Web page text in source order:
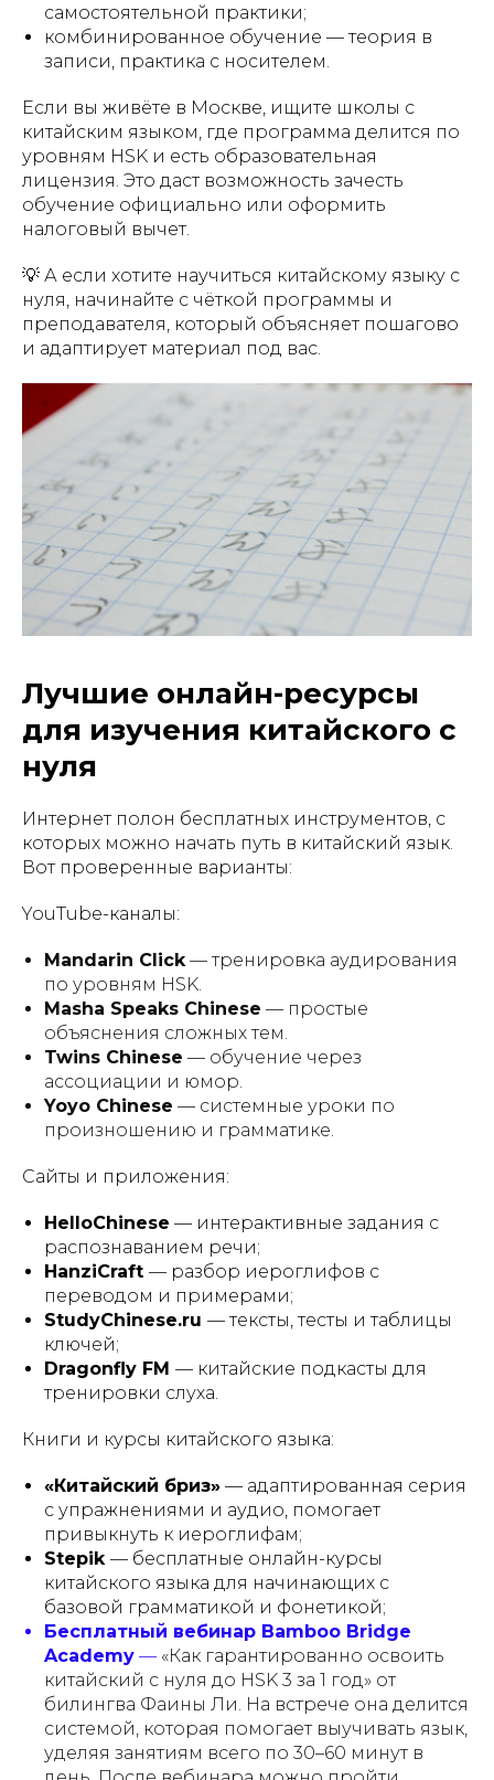
самостоятельной практики;
комбинированное обучение — теория в
записи, практика с носителем.
Если вы живёте в Москве, ищите школы с
китайским языком, где программа делится по
уровням HSK и есть образовательная
лицензия. Это даст возможность зачесть
обучение официально или оформить
налоговый вычет.
💡 А если хотите научиться китайскому языку с
нуля, начинайте с чёткой программы и
преподавателя, который объясняет пошагово
и адаптирует материал под вас.
Лучшие онлайн-ресурсы
для изучения китайского с
нуля
Интернет полон бесплатных инструментов, с
которых можно начать путь в китайский язык.
Вот проверенные варианты:
YouTube-каналы:
Mandarin Click— тренировка аудирования
по уровням HSK.
Masha Speaks Chinese — простые
объяснения сложных тем.
Twins Chinese — обучение через
ассоциации и юмор.
Yoyo Chinese — системные уроки по
произношению и грамматике.
Сайты и приложения:
HelloChinese — интерактивные задания с
распознаванием речи;
HanziCraft — разбор иероглифов с
переводом и примерами;
StudyChinese.ru — тексты, тесты и таблицы
ключей;
Dragonfly FM — китайские подкасты для
тренировки слуха.
Книги и курсы китайского языка:
«Китайский бриз» — адаптированная серия
с упражнениями и аудио, помогает
привыкнуть к иероглифам;
Stepik — бесплатные онлайн-курсы
китайского языка для начинающих с
базовой грамматикой и фонетикой;
Бесплатный вебинар Bamboo Bridge
Academy — «Как гарантированно освоить
китайский с нуля до HSK 3 за 1 год» от
билингва Фаины Ли. На встрече она делится
системой, которая помогает выучивать язык,
уделяя занятиям всего по 30–60 минут в